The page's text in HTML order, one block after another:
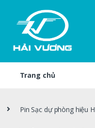
Trang chủ
Pin Sạc dự phòng hiệu